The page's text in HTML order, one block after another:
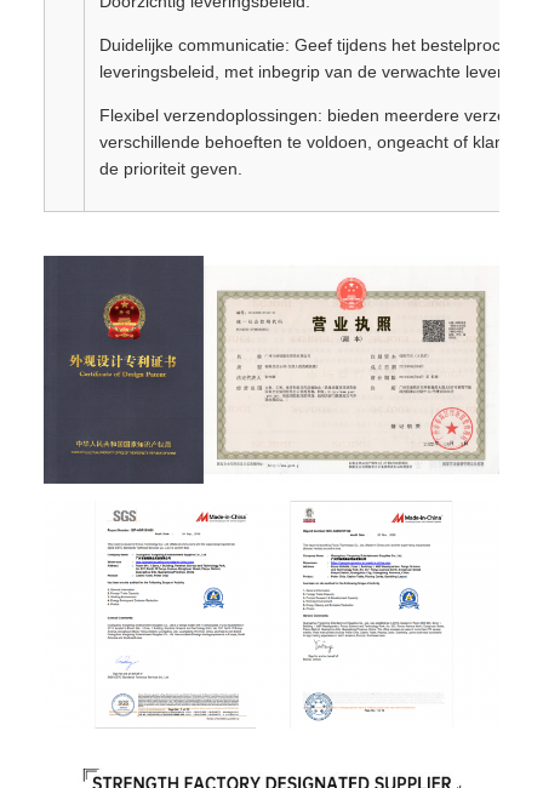
Duidelijke communicatie: Geef tijdens het bestelproces
leveringsbeleid, met inbegrip van de verwachte
Flexibel verzendoplossingen: bieden meerdere
verschillende behoeften te voldoen, ongeacht of klanten
de prioriteit geven.